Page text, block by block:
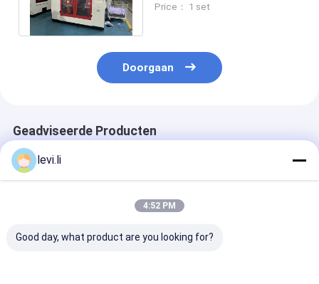
plastic flessen
Price： 1 set
Doorgaan
Geadviseerde Producten
levi.li
4:52 PM
Good day, what product are you looking for?